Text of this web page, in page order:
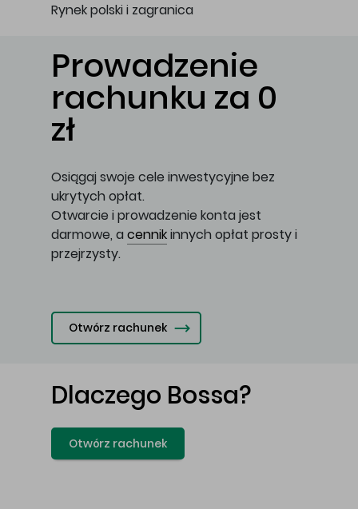
Rynek polski i zagranica
Prowadzenie
rachunku za 0
zł
Osiągaj swoje cele inwestycyjne bez
ukrytych opłat.
Otwarcie i prowadzenie konta jest
darmowe, a cennikinnych opłat prosty i
przejrzysty.
Otwórz rachunek
Dlaczego Bossa?
Otwórz rachunek